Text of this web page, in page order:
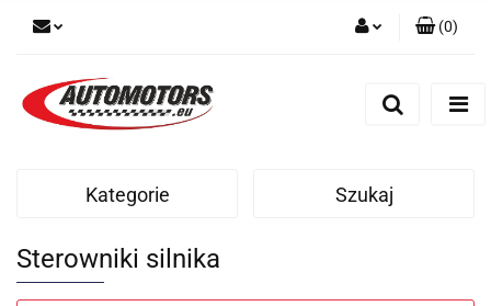
(0)
Kategorie Szukaj
Sterowniki silnika